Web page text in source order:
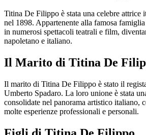
Titina De Filippo è stata una celebre attrice
nel 1898. Appartenente alla famosa
in numerosi spettacoli teatrali e film,
napoletano e italiano.
Il Marito di Titina De
Il marito di Titina De Filippo è stato il
Umberto Spadaro. La loro unione è stata
consolidate nel panorama artistico italiano,
molte esperienze professionali e personali.